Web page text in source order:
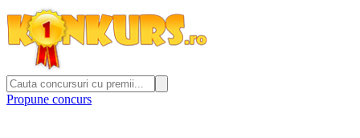
Propune concurs